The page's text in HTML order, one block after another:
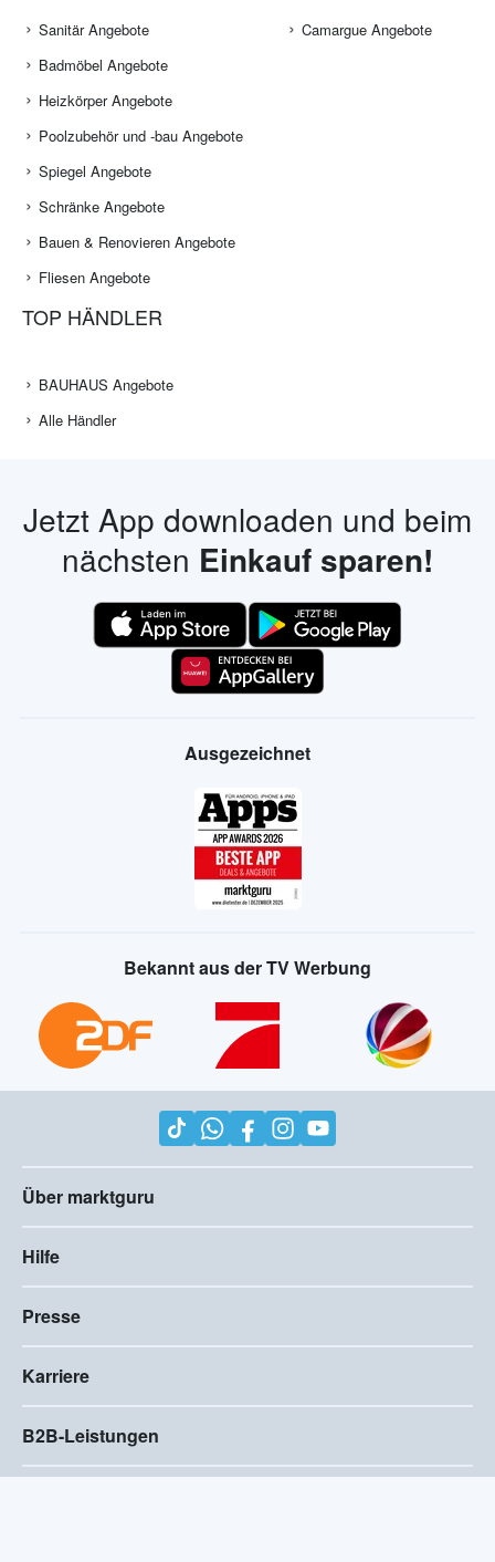
Sanitär Angebote
Badmöbel Angebote
Heizkörper Angebote
Poolzubehör und -bau Angebote
Spiegel Angebote
Schränke Angebote
Bauen & Renovieren Angebote
Fliesen Angebote
Camargue Angebote
TOP HÄNDLER
BAUHAUS Angebote
Alle Händler
Jetzt App downloaden und beim
nächsten Einkauf sparen!
Ausgezeichnet
Bekannt aus der TV Werbung
Über marktguru
Hilfe
Presse
Karriere
B2B-Leistungen